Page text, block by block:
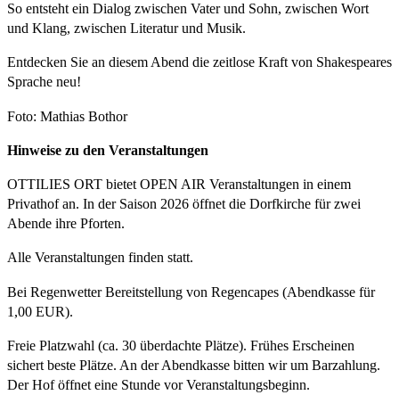
So entsteht ein Dialog zwischen Vater und Sohn, zwischen Wort
und Klang, zwischen Literatur und Musik.
Entdecken Sie an diesem Abend die zeitlose Kraft von Shakespeares
Sprache neu!
Foto: Mathias Bothor
Hinweise zu den Veranstaltungen
OTTILIES ORT bietet OPEN AIR Veranstaltungen in einem
Privathof an. In der Saison 2026 öffnet die Dorfkirche für zwei
Abende ihre Pforten.
Alle Veranstaltungen finden statt.
Bei Regenwetter Bereitstellung von Regencapes (Abendkasse für
1,00 EUR).
Freie Platzwahl (ca. 30 überdachte Plätze). Frühes Erscheinen
sichert beste Plätze. An der Abendkasse bitten wir um Barzahlung.
Der Hof öffnet eine Stunde vor Veranstaltungsbeginn.